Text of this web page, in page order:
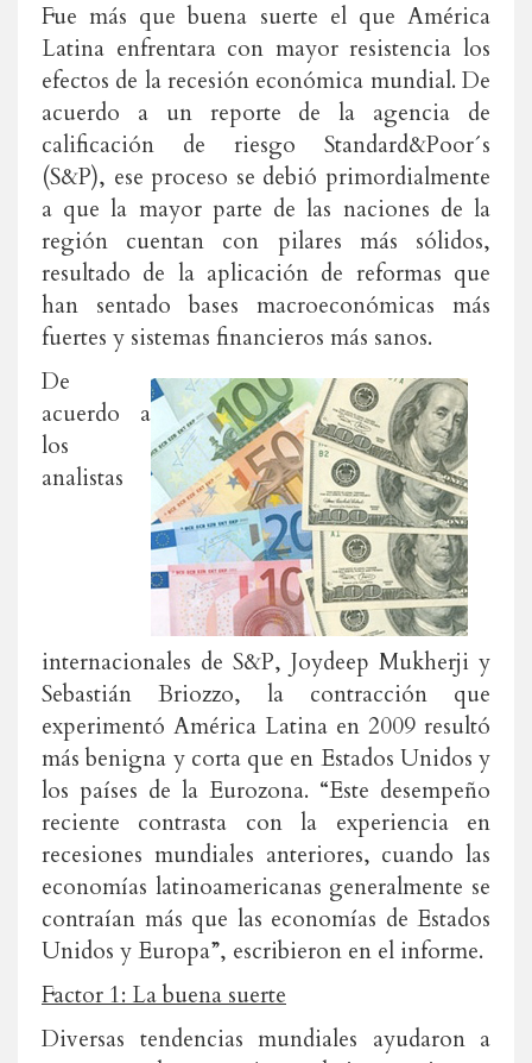
Fue más que buena suerte el que América
Latina enfrentara con mayor resistencia los
efectos de la recesión económica mundial. De
acuerdo a un reporte de la agencia de
calificación de riesgo Standard&Poor´s
(S&P), ese proceso se debió primordialmente
a que la mayor parte de las naciones de la
región cuentan con pilares más sólidos,
resultado de la aplicación de reformas que
han sentado bases macroeconómicas más
fuertes y sistemas financieros más sanos.
De
acuerdo a
los
analistas
internacionales de S&P, Joydeep Mukherji y
Sebastián Briozzo, la contracción que
experimentó América Latina en 2009 resultó
más benigna y corta que en Estados Unidos y
los países de la Eurozona. “Este desempeño
reciente contrasta con la experiencia en
recesiones mundiales anteriores, cuando las
economías latinoamericanas generalmente se
contraían más que las economías de Estados
Unidos y Europa”, escribieron en el informe.
Factor 1: La buena suerte
Diversas tendencias mundiales ayudaron a